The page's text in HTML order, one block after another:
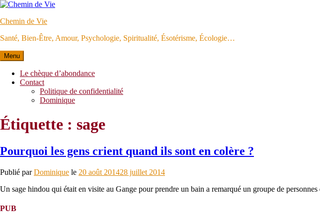
Aller
contenu
Chemin de Vie
Santé, Bien-Être, Amour, Psychologie, Spiritualité, Ésotérisme, Écologie…
Menu
Le chèque d’abondance
Contact
Politique de confidentialité
Dominique
Étiquette : sage
Pourquoi les gens crient quand ils sont en colère ?
Publié parDominique le 20 août 201428 juillet 2014
Un sage hindou qui était en visite au Gange pour prendre un bain a remarqué un groupe de
PUB